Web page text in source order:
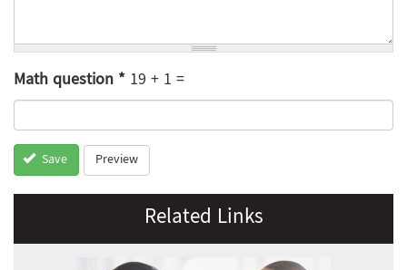
Math question* 19 + 1 =
Save Preview
Related Links